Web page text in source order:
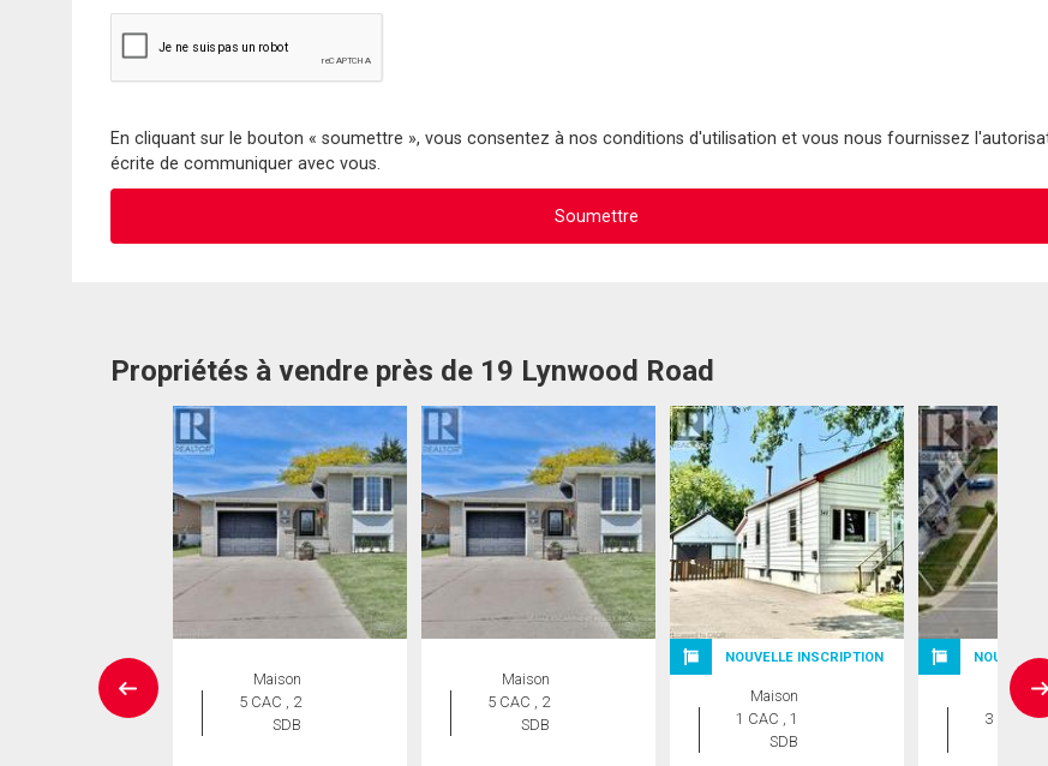
En cliquant sur le bouton « soumettre », vous consentez à nos conditions d'utilisation et vous nous fournissez
écrite de communiquer avec vous.
Propriétés à vendre près de 19 Lynwood Road
INSCRIPTION
Maison
5 CAC , 2
SDB
Maison
5 CAC , 2
SDB
NOUVELLE INSCRIPTION
Maison
1 CAC , 1
SDB
NOUVELLE
Maison
3 CAC , 1